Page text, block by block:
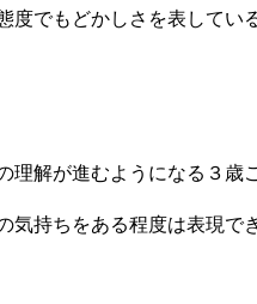
度でもどかしさを表してい
理解が進むようになる３歳
気持ちをある程度は表現で